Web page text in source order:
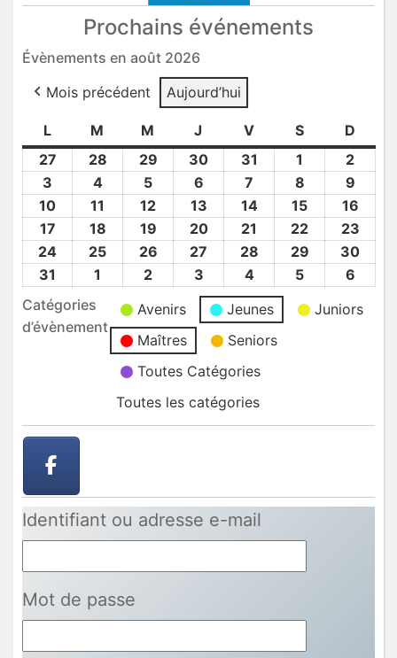
Prochains événements
Évènements en août 2026
Mois précédent
Aujourd’hui
Llundi M mardiM mercredi
J Vvendredi
Ssamedi
D
27
2026
28
2026
29
2026
30
2026
31
2026
1
Août
2026
2
2026
3
Août
2026
44
Août
2026
5
Août
2026
6
Août
2026
7
Août
2026
8
Août
2026
9
Août
2026
10
2026
11
Août
2026
12
2026
13
Août
2026
1414
2026
15
Août
2026
16
Août
2026
17
Août
18
Août
19
Août
2020
Août
2026
21
Août
22
Août
23
Août
24
2026
25 26 27
2026
28
2026
29 30
31
Août
2026
1
2026
2
2026
3
Sep
2026
44
Sep
2026
5
2026
6
2026
Catégories
d’évènement
Avenirs Jeunes
Juniors
Maîtres
Seniors
Toutes Catégories
Toutes les catégories
Identifiant ou adresse e-mail
Mot de passe